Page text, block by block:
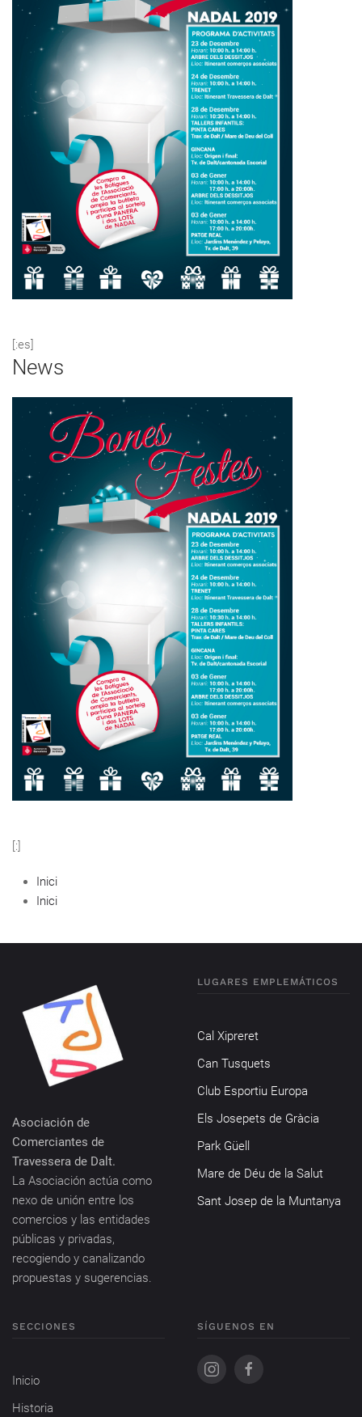
[:es]
News
[:]
Inici
Inici
Asociación de
Comerciantes de
Travessera de Dalt.
La Asociación actúa como
nexo de unión entre los
comercios y las entidades
públicas y privadas,
recogiendo y canalizando
propuestas y sugerencias.
LUGARES EMPLEMÁTICOS
Cal Xipreret
Can Tusquets
Club Esportiu Europa
Els Josepets de Gràcia
Park Güell
Mare de Déu de la Salut
Sant Josep de la Muntanya
SECCIONES
Inicio
Historia
SÍGUENOS EN